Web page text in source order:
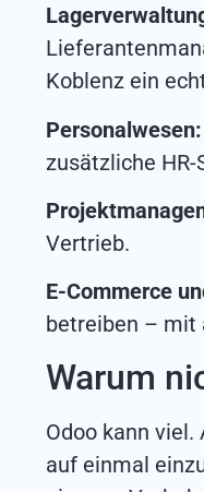
Koblenz ein
Personalwesen:
zusätzliche
Vertrieb.
E-Commerce
betreiben – mit
Warum
Odoo kann
auf einmal